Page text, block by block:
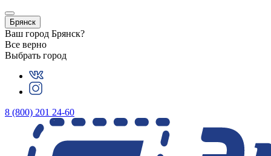
Брянск
Ваш город Брянск?
Все верно
Выбрать город
8 (800) 201 24-60